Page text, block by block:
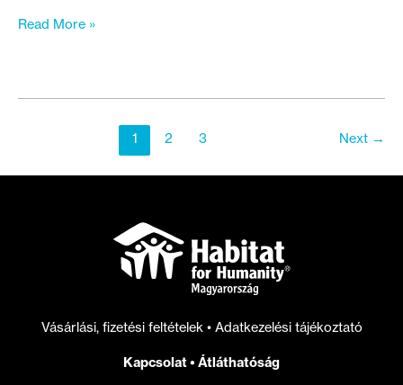
Levélben
Read More »
1 2 3 Next →
Vásárlási, fizetési feltételek • Adatkezelési tájékoztató
Kapcsolat• Átláthatóság